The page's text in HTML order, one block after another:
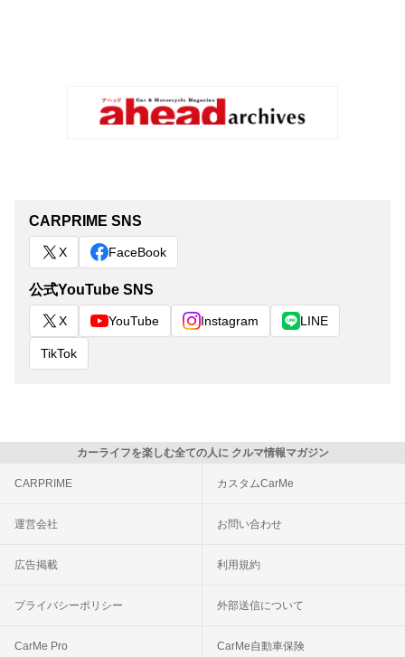
CARPRIME SNS
X FaceBook
公式YouTube SNS
X YouTube Instagram LINE
TikTok
カーライフを楽しむ全ての人に クルマ情報マガジン
CARPRIME カスタムCarMe
運営会社 お問い合わせ
広告掲載 利用規約
プライバシーポリシー 外部送信について
CarMe Pro CarMe自動車保険